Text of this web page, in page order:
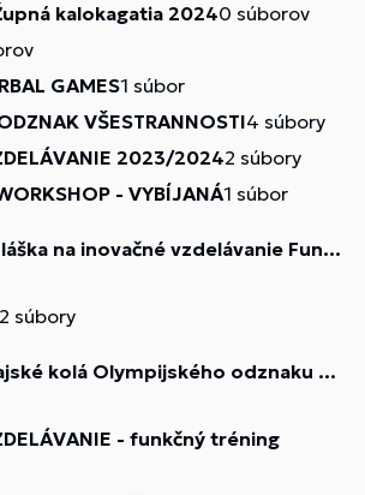
kalokagatia 20240 súborov
GAMES1 súbor
VŠESTRANNOSTI4 súbory
2023/20242 súbory
- VYBÍJANÁ1 súbor
Pozvánka a prihláška na inovačné vzdelávanie Funkčný tréning a diagnostika
2 súbory
Propozície - Krajské kolá Olympijského odznaku všestrannosti
- funkčný tréning